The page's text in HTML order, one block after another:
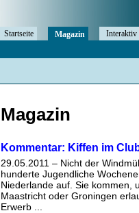
Magazin
Kommentar: Kiffen im
29.05.2011 – Nicht der
hunderte Jugendliche
Niederlande auf. Sie kommen,
Maastricht oder Groningen
Erwerb ...
Startseite Magazin Interaktiv